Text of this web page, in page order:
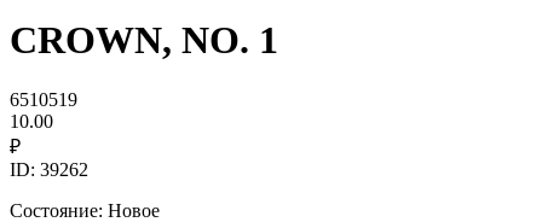
CROWN, NO. 1
6510519
10.00
₽
ID: 39262
Состояние: Новое